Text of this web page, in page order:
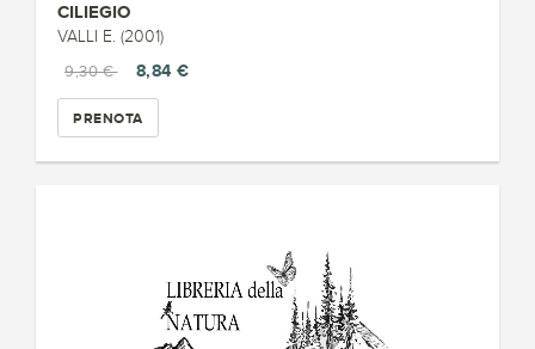
CILIEGIO
VALLI E. (2001)
9,30 €
8,84 €
PRENOTA